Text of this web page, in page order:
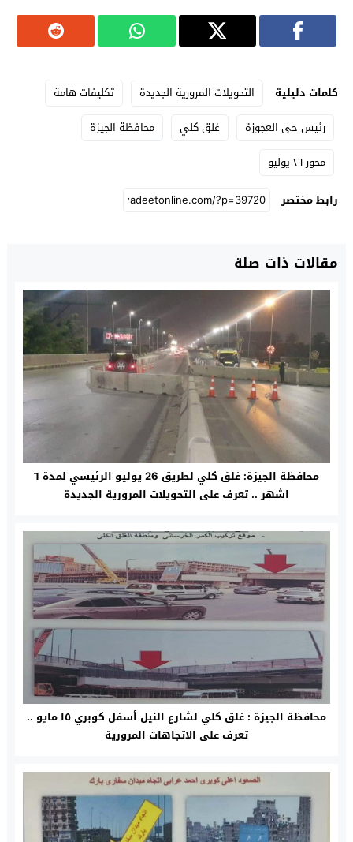
كلمات دليلية التحويلات المرورية الجديدة
تكليفات هامة
رئيس حى العجوزة
غلق كلي
محافظة الجيزة
محور ٢٦ يوليو
رابط مختصر
مقالات ذات صلة
محافظة الجيزة: غلق كلي لطريق 26 يوليو الرئيسي لمدة ٦
اشهر .. تعرف على التحويلات المرورية الجديدة
محافظة الجيزة : غلق كلي لشارع النيل أسفل كوبري ١٥ مايو ..
تعرف على الاتجاهات المرورية